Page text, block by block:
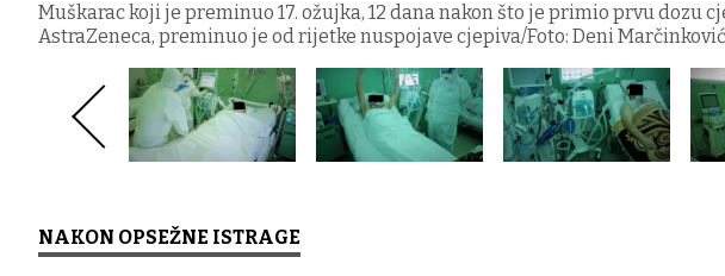
Muškarac koji je preminuo 17. ožujka, 12 dana nakon što je primio prvu dozu
AstraZeneca, preminuo je od rijetke nuspojave cjepiva/Foto: Deni Marčinković
NAKON OPSEŽNE ISTRAGE